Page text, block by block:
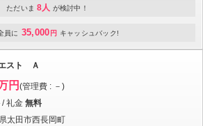
ただいま 8人 が検討中！
員に 35,000 円 キャッシュバック!
スト Ａ
円 (管理費 : －)
/ 礼金 無料
太田市西長岡町